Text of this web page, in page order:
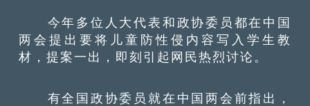
今年多位人大代表和政协委员都在中国
两会提出要将儿童防性侵内容写入学生教
材，提案一出，即刻引起网民热烈讨论。
有全国政协委员就在中国两会前指出，